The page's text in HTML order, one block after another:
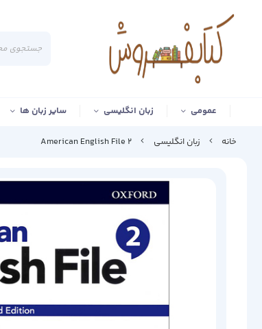
عمومی زبان انگلیسی سایر زبان ها
خانه زبان انگلیسی